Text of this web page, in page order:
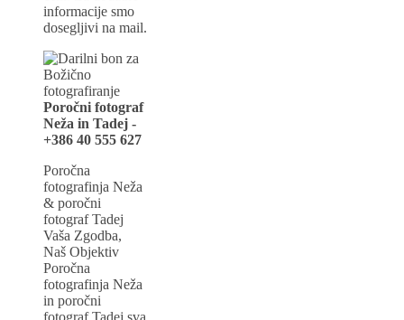
informacije smo
dosegljivi na mail.
Poročni fotograf
Neža in Tadej -
+386 40 555 627
Poročna
fotografinja Neža
& poročni
fotograf Tadej
Vaša Zgodba,
Naš Objektiv
Poročna
fotografinja Neža
in poročni
fotograf Tadej sva